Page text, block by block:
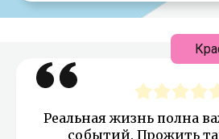
Реальная жизнь полна
событий. Прожить